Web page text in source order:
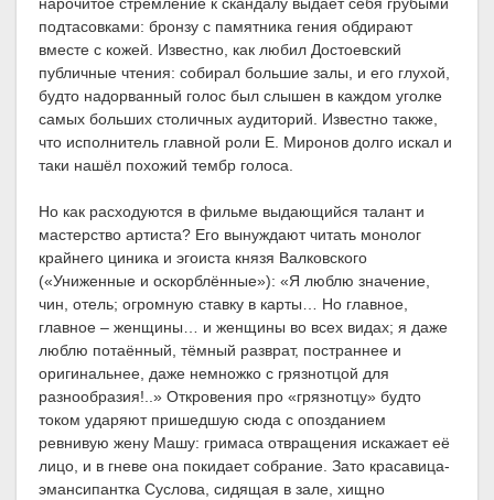
нарочитое стремление к скандалу выдаёт себя грубыми
подтасовками: бронзу с памятника гения обдирают
вместе с кожей. Известно, как любил Достоевский
публичные чтения: собирал большие залы, и его глухой,
будто надорванный голос был слышен в каждом уголке
самых больших столичных аудиторий. Известно также,
что исполнитель главной роли Е. Миронов долго искал и
таки нашёл похожий тембр голоса.
Но как расходуются в фильме выдающийся талант и
мастерство артиста? Его вынуждают читать монолог
крайнего циника и эгоиста князя Валковского
(«Униженные и оскорблённые»): «Я люблю значение,
чин, отель; огромную ставку в карты… Но главное,
главное – женщины… и женщины во всех видах; я даже
люблю потаённый, тёмный разврат, постраннее и
оригинальнее, даже немножко с грязнотцой для
разнообразия!..» Откровения про «грязнотцу» будто
током ударяют пришедшую сюда с опозданием
ревнивую жену Машу: гримаса отвращения искажает её
лицо, и в гневе она покидает собрание. Зато красавица-
эмансипантка Суслова, сидящая в зале, хищно